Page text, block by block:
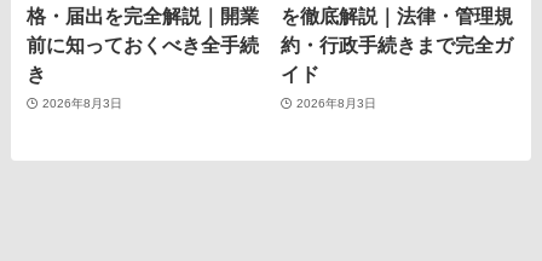
格・届出を完全解説｜開業
前に知っておくべき全手続
き
2026年8月3日
を徹底解説｜法律・管理規
約・行政手続きまで完全ガ
イド
2026年8月3日